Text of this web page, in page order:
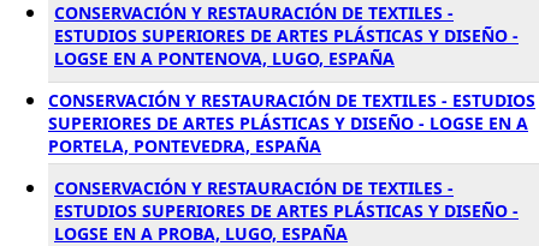
CONSERVACIÓN Y RESTAURACIÓN DE TEXTILES -
ESTUDIOS SUPERIORES DE ARTES PLÁSTICAS Y DISEÑO -
LOGSE EN A PONTENOVA, LUGO, ESPAÑA
CONSERVACIÓN Y RESTAURACIÓN DE TEXTILES - ESTUDIOS
SUPERIORES DE ARTES PLÁSTICAS Y DISEÑO - LOGSE EN A
PORTELA, PONTEVEDRA, ESPAÑA
CONSERVACIÓN Y RESTAURACIÓN DE TEXTILES -
ESTUDIOS SUPERIORES DE ARTES PLÁSTICAS Y DISEÑO -
LOGSE EN A PROBA, LUGO, ESPAÑA